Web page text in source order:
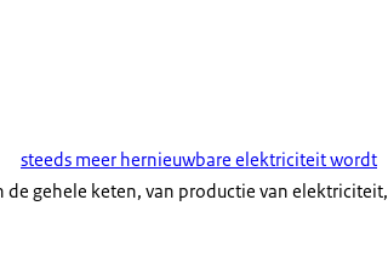
steeds meer hernieuwbare elektriciteit wordt
de gehele keten, van productie van elektriciteit,